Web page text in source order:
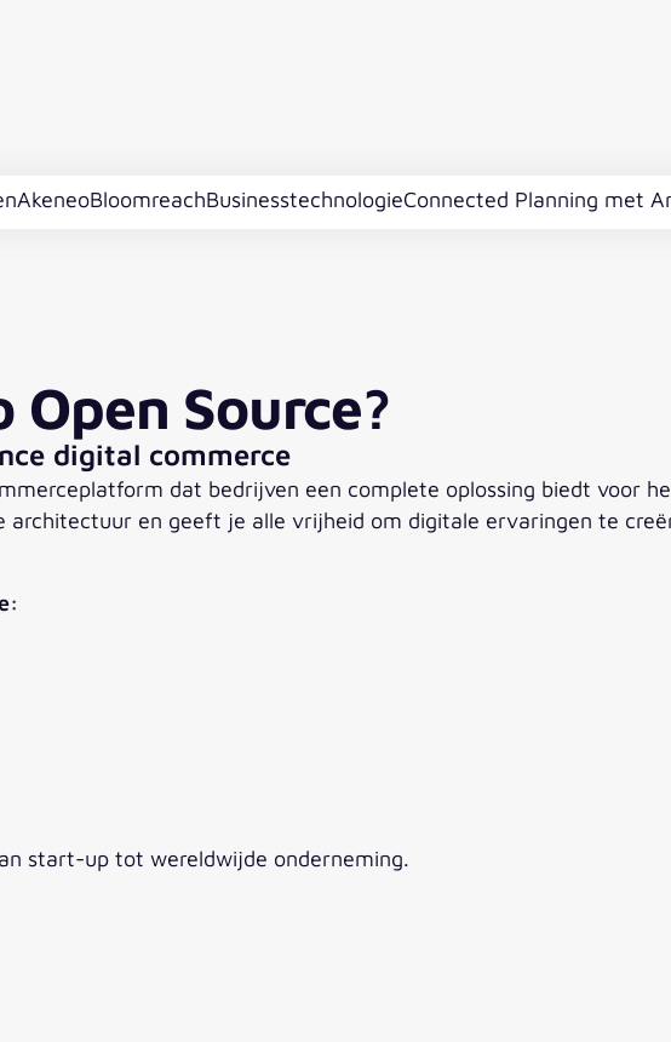
AkeneoBloomreachBusinesstechnologieConnected Planning met
Source?
digital commerce
dat bedrijven een complete oplossing biedt voor
architectuur en geeft je alle vrijheid om digitale ervaringen te
start-up tot wereldwijde onderneming.